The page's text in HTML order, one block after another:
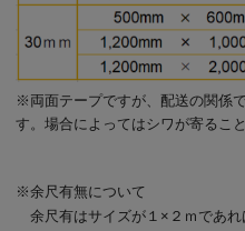
※両面テープですが、配送の関係
す。場合によってはシワが寄るこ
※余尺有無について
余尺有はサイズが１×２ｍであ